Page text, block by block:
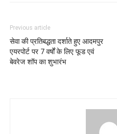
Previous article
सेवा की प्रतिबद्धता दर्शाते हुए आदमपुर
एयरपोर्ट पर 7 वर्षों के लिए फूड एवं
बेवरेज शॉप का शुभारंभ